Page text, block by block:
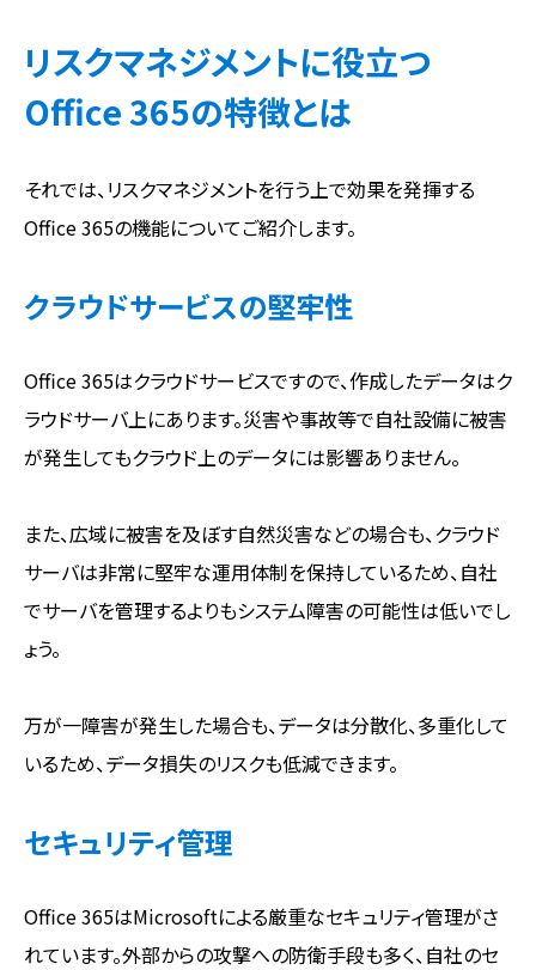
リスクマネジメントに役立つ
Office 365の特徴とは
それでは、リスクマネジメントを行う上で効果を発揮する
Office 365の機能についてご紹介します。
クラウドサービスの堅牢性
Office 365はクラウドサービスですので、作成したデータはク
ラウドサーバ上にあります。災害や事故等で自社設備に被害
が発生してもクラウド上のデータには影響ありません。
また、広域に被害を及ぼす自然災害などの場合も、クラウド
サーバは非常に堅牢な運用体制を保持しているため、自社
でサーバを管理するよりもシステム障害の可能性は低いでし
ょう。
万が一障害が発生した場合も、データは分散化、多重化して
いるため、データ損失のリスクも低減できます。
セキュリティ管理
Office 365はMicrosoftによる厳重なセキュリティ管理がさ
れています。外部からの攻撃への防衛手段も多く、自社のセ